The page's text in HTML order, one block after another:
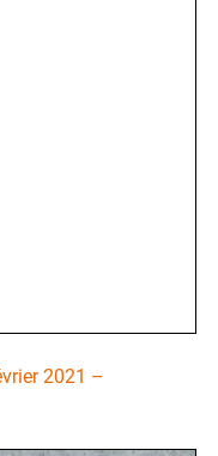
2021 –